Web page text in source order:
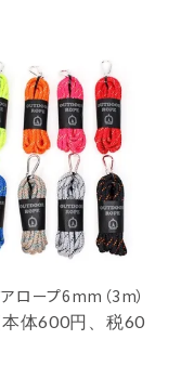
ロープ6mm（3m）
体600円、税60